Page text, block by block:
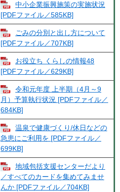
中小企業振興施策の実施状況
[PDFファイル／585KB]
ごみの分別と出し方について
[PDFファイル／707KB]
お役立ち くらしの情報48
[PDFファイル／629KB]
令和元年度 上半期（4月～9
月）予算執行状況 [PDFファイル／
684KB]
温泉で健康づくり/休日などの
急患にご利用を [PDFファイル／
699KB]
地域包括支援センターだより
／すべてのカードを集めてみませ
んか [PDFファイル／704KB]